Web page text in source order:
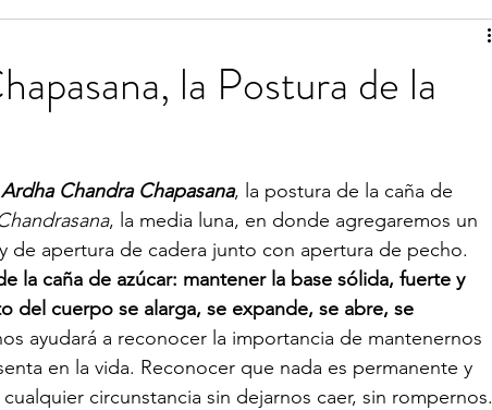
la Postura de la
Ardha Chandra Chapasana, la postura de la caña de
, la media luna, en donde agregaremos un
de apertura de cadera junto con apertura de pecho.
la caña de azúcar: mantener la base sólida, fuerte y
del cuerpo se alarga, se expande, se abre, se
ayudará a reconocer la importancia de mantenernos
en la vida. Reconocer que nada es permanente y
circunstancia sin dejarnos caer, sin rompernos.